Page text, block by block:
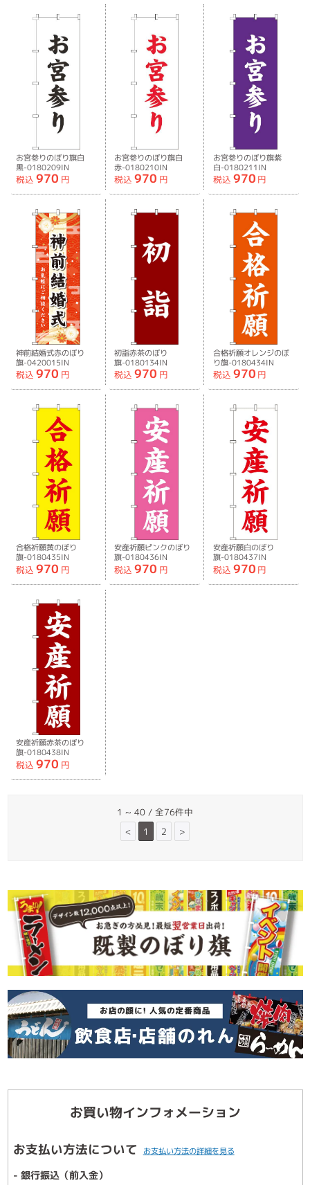
お宮参りのぼり旗白
黒-0180209IN
税込 970 円
お宮参りのぼり旗白
赤-0180210IN
税込 970 円
お宮参りのぼり旗紫
白-0180211IN
税込 970 円
神前結婚式赤のぼり
旗-0420015IN
税込 970 円
初詣赤茶のぼり
旗-0180134IN
税込 970 円
合格祈願オレンジのぼ
り旗-0180434IN
税込 970 円
合格祈願黄のぼり
旗-0180435IN
税込 970 円
安産祈願ピンクのぼり
旗-0180436IN
税込 970 円
安産祈願白のぼり
旗-0180437IN
税込 970 円
安産祈願赤茶のぼり
旗-0180438IN
税込 970 円
1 ~ 40 / 全76件中
<
1 2 >
お買い物インフォメーション
お支払い方法について お支払い方法の詳細を見る
- 銀行振込（前入金）